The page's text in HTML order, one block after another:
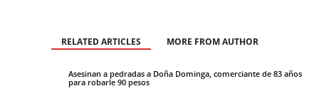
RELATED ARTICLES MORE FROM AUTHOR
Asesinan a pedradas a Doña Dominga, comerciante de 83 años
para robarle 90 pesos